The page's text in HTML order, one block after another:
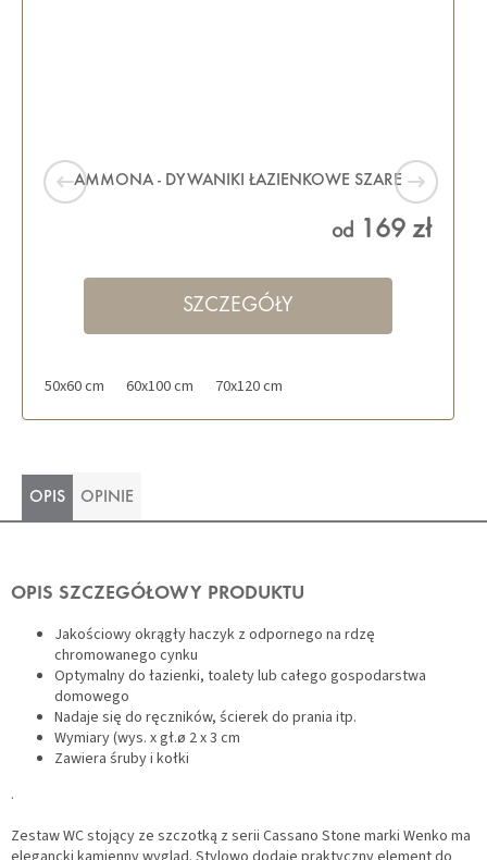
AMMONA - DYWANIKI ŁAZIENKOWE SZARE
od 169 zł
SZCZEGÓŁY
50x60 cm 60x100 cm 70x120 cm
OPIS OPINIE
OPIS SZCZEGÓŁOWY PRODUKTU
Jakościowy okrągły haczyk z odpornego na rdzę
chromowanego cynku
Optymalny do łazienki, toalety lub całego gospodarstwa
domowego
Nadaje się do ręczników, ścierek do prania itp.
Wymiary (wys. x gł.ø 2 x 3 cm
Zawiera śruby i kołki
.
Zestaw WC stojący ze szczotką z serii Cassano Stone marki Wenko ma